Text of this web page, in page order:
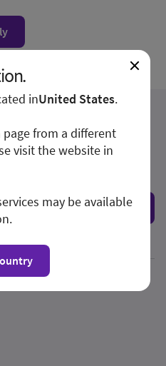
möchten ein
anfordern?
inUnited States.
page from a different
visit the website in
may be available